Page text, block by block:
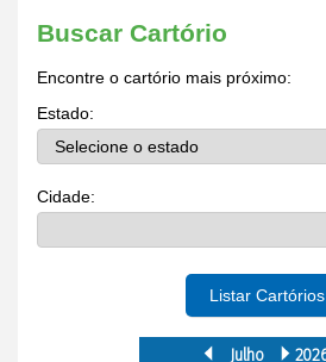
Buscar Cartório
Encontre o cartório mais próximo:
Estado:
Cidade:
Listar Cartórios